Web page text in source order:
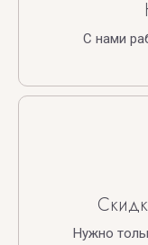
С нами
Нужно